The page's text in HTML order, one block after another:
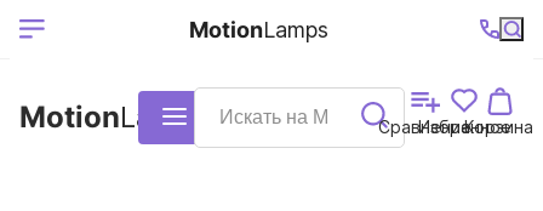
Ваш регион
Выберите ваш
+7 (495)740-
38-68
График
работы
MotionLamps Каталог Сравнение
Избранное
Корзина
MotionLamps